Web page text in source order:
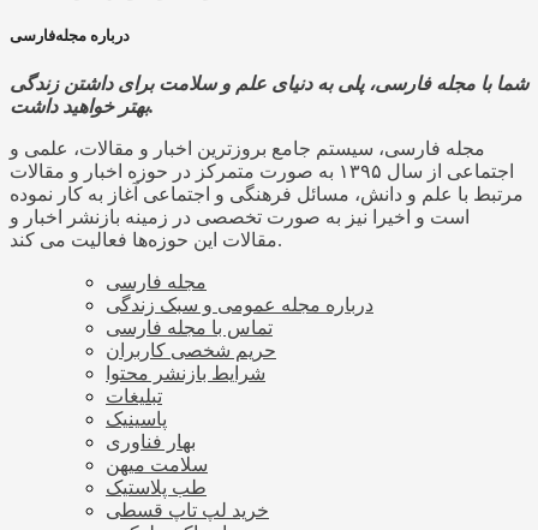
درباره مجله‌فارسی
شما با مجله فارسی، پلی به دنیای علم و سلامت برای داشتن زندگی
بهتر خواهید داشت.
مجله فارسی، سیستم جامع بروزترین اخبار و مقالات، علمی و
اجتماعی از سال ۱۳۹۵ به صورت متمرکز در حوزه اخبار و مقالات
مرتبط با علم و دانش، مسائل فرهنگی و اجتماعی آغاز به کار نموده
است و اخیرا نیز به صورت تخصصی در زمینه بازنشر اخبار و
مقالات این حوزه‌ها فعالیت می کند.
مجله فارسی
درباره مجله عمومی و سبک زندگی
تماس با مجله فارسی
حریم شخصی کاربران
شرایط بازنشر محتوا
تبلیغات
پاسینیک
بهار فناوری
سلامت میهن
طب پلاستیک
خرید لپ تاپ قسطی